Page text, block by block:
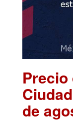
Precio
de